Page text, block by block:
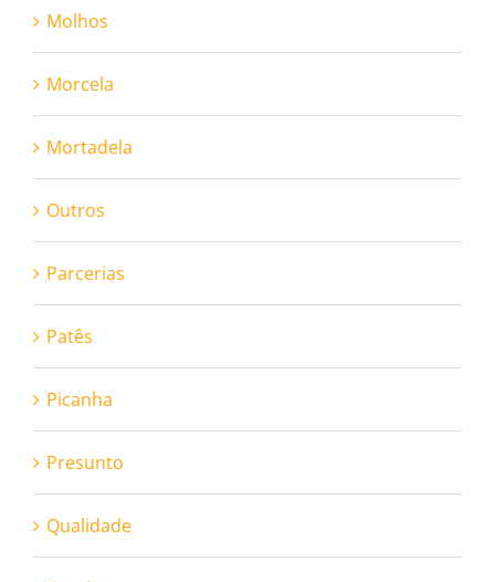
Molhos
Morcela
Mortadela
Outros
Parcerias
Patês
Picanha
Presunto
Qualidade